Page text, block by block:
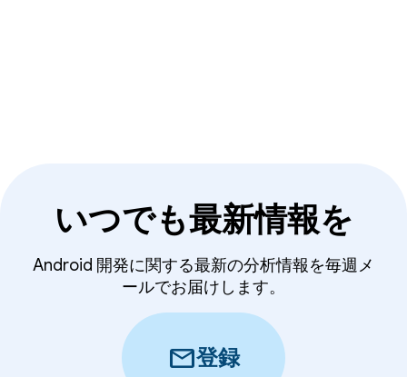
いつでも最新情報を
Android 開発に関する最新の分析情報を毎週メ
ールでお届けします。
mail登録